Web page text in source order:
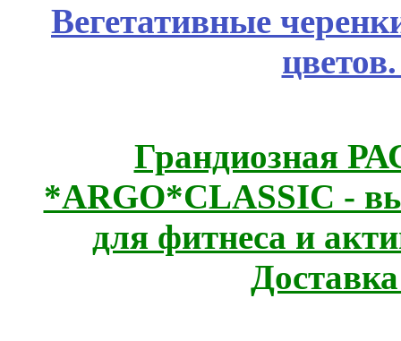
Вегетативные
Грандиозная
*ARGO*CLASSIC -
для фитнеса и